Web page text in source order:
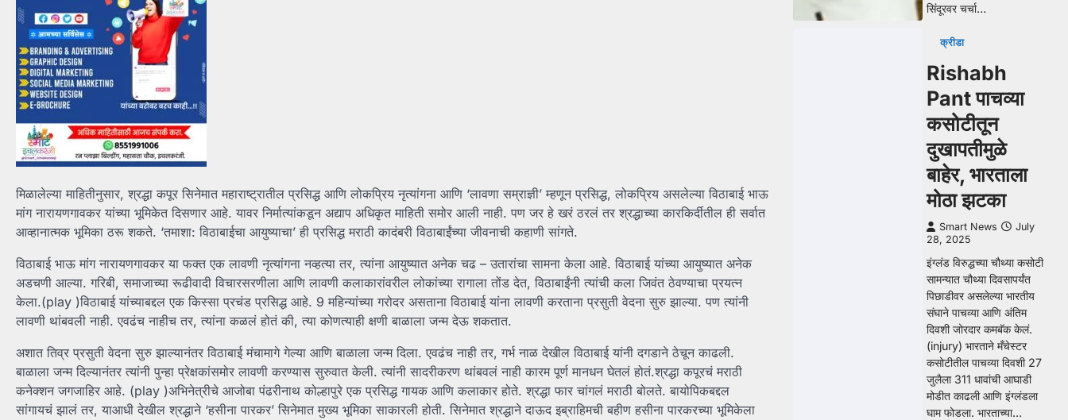
मिळालेल्या माहितीनुसार, श्रद्धा कपूर सिनेमात महाराष्ट्रातील प्रसिद्ध आणि लोकप्रिय नृत्यांगना आणि ‘लावणा सम्राज्ञी’ म्हणून प्रसिद्ध, लोकप्रिय असलेल्या विठाबाई भाऊ
मांग नारायणगावकर यांच्या भूमिकेत दिसणार आहे. यावर निर्मात्यांकडून अद्याप अधिकृत माहिती समोर आली नाही. पण जर हे खरं ठरलं तर श्रद्धाच्या कारकिर्दीतील ही सर्वात
आव्हानात्मक भूमिका ठरू शकते. ‘तमाशा: विठाबाईचा आयुष्याचा’ ही प्रसिद्ध मराठी कादंबरी विठाबाईंच्या जीवनाची कहाणी सांगते.
विठाबाई भाऊ मांग नारायणगावकर या फक्त एक लावणी नृत्यांगना नव्हत्या तर, त्यांना आयुष्यात अनेक चढ – उतारांचा सामना केला आहे. विठाबाई यांच्या आयुष्यात अनेक
अडचणी आल्या. गरिबी, समाजाच्या रूढीवादी विचारसरणीला आणि लावणी कलाकारांवरील लोकांच्या रागाला तोंड देत, विठाबाईंनी त्यांची कला जिवंत ठेवण्याचा प्रयत्न
केला.(play )विठाबाई यांच्याबद्दल एक किस्सा प्रचंड प्रसिद्ध आहे. 9 महिन्यांच्या गरोदर असताना विठाबाई यांना लावणी करताना प्रसुती वेदना सुरु झाल्या. पण त्यांनी
लावणी थांबवली नाही. एवढंच नाहीच तर, त्यांना कळलं होतं की, त्या कोणत्याही क्षणी बाळाला जन्म देऊ शकतात.
अशात तिव्र प्रसुती वेदना सुरु झाल्यानंतर विठाबाई मंचामागे गेल्या आणि बाळाला जन्म दिला. एवढंच नाही तर, गर्भ नाळ देखील विठाबाई यांनी दगडाने ठेचून काढली.
बाळाला जन्म दिल्यानंतर त्यांनी पुन्हा प्रेक्षकांसमोर लावणी करण्यास सुरुवात केली. त्यांनी सादरीकरण थांबवलं नाही कारम पूर्ण मानधन घेतलं होतं.श्रद्धा कपूरचं मराठी
कनेक्शन जगजाहिर आहे. (play )अभिनेत्रीचे आजोबा पंढरीनाथ कोल्हापुरे एक प्रसिद्ध गायक आणि कलाकार होते. श्रद्धा फार चांगलं मराठी बोलते. बायोपिकबद्दल
सांगायचं झालं तर, याआधी देखील श्रद्धाने ‘हसीना पारकर’ सिनेमात मुख्य भूमिका साकारली होती. सिनेमात श्रद्धाने दाऊद इब्राहिमची बहीण हसीना पारकरच्या भूमिकेला
सिंदूरवर चर्चा…
क्रीडा
Rishabh
Pant पाचव्या
कसोटीतून
दुखापतीमुळे
बाहेर, भारताला
मोठा झटका
Smart News
July
28, 2025
इंग्लंड विरुद्धच्या चौथ्या कसोटी
सामन्यात चौथ्या दिवसापर्यंत
पिछाडीवर असलेल्या भारतीय
संघाने पाचव्या आणि अंतिम
दिवशी जोरदार कमबॅक केलं.
(injury) भारताने मँचेस्टर
कसोटीतील पाचव्या दिवशी 27
जुलैला 311 धावांची आघाडी
मोडीत काढली आणि इंग्लंडला
घाम फोडला. भारताच्या…